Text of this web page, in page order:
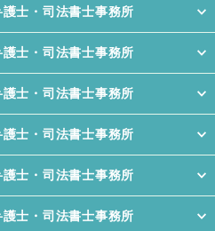
護士・司法書士事務所
護士・司法書士事務所
護士・司法書士事務所
護士・司法書士事務所
護士・司法書士事務所
護士・司法書士事務所